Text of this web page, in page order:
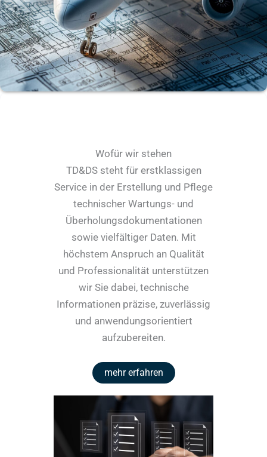
Wofür wir stehen
TD&DS steht für erstklassigen
Service in der Erstellung und Pflege
technischer Wartungs- und
Überholungsdokumentationen
sowie vielfältiger Daten. Mit
höchstem Anspruch an Qualität
und Professionalität unterstützen
wir Sie dabei, technische
Informationen präzise, zuverlässig
und anwendungsorientiert
aufzubereiten.
mehr erfahren